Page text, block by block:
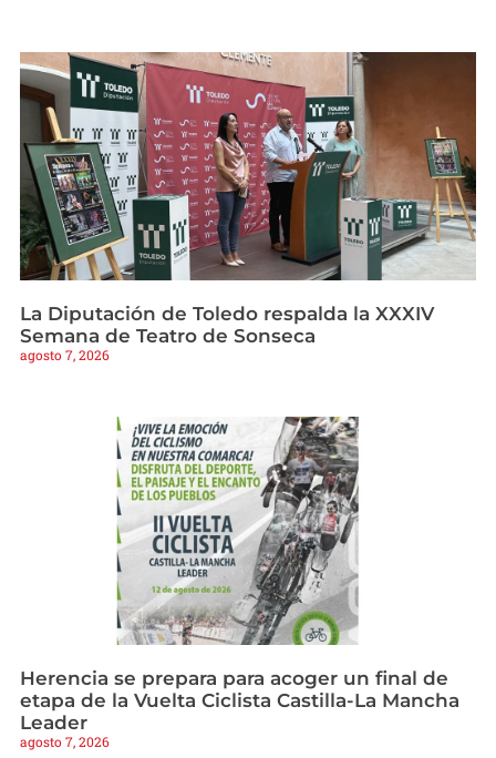
La Diputación de Toledo respalda la XXXIV
Semana de Teatro de Sonseca
agosto 7, 2026
Herencia se prepara para acoger un final de
etapa de la Vuelta Ciclista Castilla-La Mancha
Leader
agosto 7, 2026